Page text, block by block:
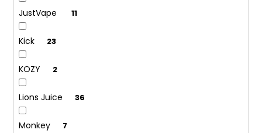
JustVape 11
Kick 23
KOZY 2
Lions Juice 36
Monkey 7